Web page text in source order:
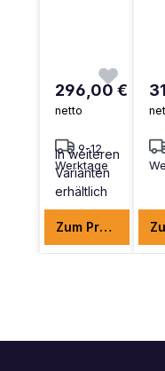
296,00 €
netto
9-12
Werktage
In weiteren
Varianten
erhältlich
Zum Produkt